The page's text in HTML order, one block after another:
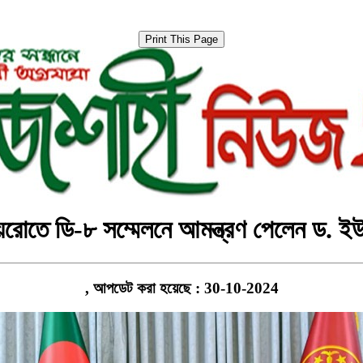
ডি-৮ সম্মেলনে আমন্ত্রণ পেলেন ড.
, আপডেট করা হয়েছে : 30-10-2024